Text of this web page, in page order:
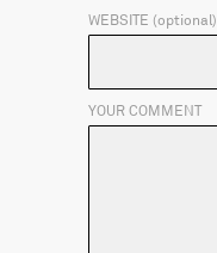
WEBSITE (optional)
YOUR COMMENT